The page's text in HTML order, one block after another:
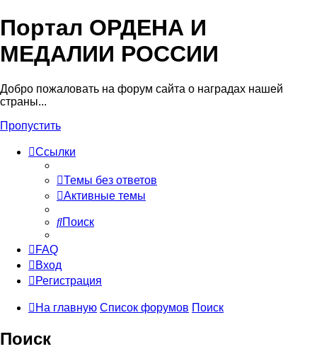
Портал ОРДЕНА И
МЕДАЛИИ РОССИИ
Добро пожаловать на форум сайта о наградах нашей
страны...
Пропустить
Ссылки
Темы без ответов
Активные темы
Поиск
FAQ
Вход
Регистрация
На главную Список форумов Поиск
Поиск